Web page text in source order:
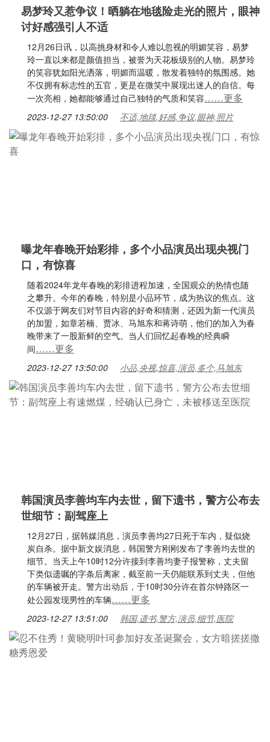
易梦玲又惹争议！晒躺在地毯险走光的照片，眼神
讨好感强引人不适
12月26日讯，以高挑身材和令人难以忽视的明媚笑容，易梦
玲一直以来都是颜值担当，被誉为天花板级别的人物。易梦玲
的笑容犹如阳光洒落，明媚而温暖，散发着独特的氛围感。她
不仅拥有标志性的五官，更是在微笑中展现出迷人的自信。每
一次亮相，她都能够通过自己独特的气质和笑容……更多
2023-12-27 13:50:00 不适,地毯,好感,争议,眼神,照片
曝龙年春晚开始彩排，多个小品演员出现央视门
口，有惊喜
随着2024年龙年春晚的彩排进程加速，全国观众的热情也随
之攀升。今年的春晚，特别是小品环节，成为热议的焦点。这
不仅源于网友们对节目内容的好奇和猜测，还因为新一代演员
的加盟，如章若楠、贾冰、马旭东和蒋诗萌，他们的加入为春
晚带来了一股新鲜的空气。当人们回忆起春晚的经典瞬
间……更多
2023-12-27 13:50:00 小品,央视,惊喜,演员,多个,马旭东
韩国演员李善均车内去世，留下遗书，警方公布去
世细节：副驾座上
12月27日，据韩媒消息，演员李善均27日死于车内，疑似烧
炭自杀。据中新文娱消息，韩国警方刚刚发布了李善均去世的
细节。当天上午10时12分许接到李善均妻子报警称，丈夫留
下类似遗嘱的字条后离家，截至前一天仍能联系到丈夫，但他
的车辆被开走。警方出动后，于10时30分许在首尔钟路区一
处公园发现男性的车辆……更多
2023-12-27 13:51:00 韩国,遗书,警方,演员,细节,医院